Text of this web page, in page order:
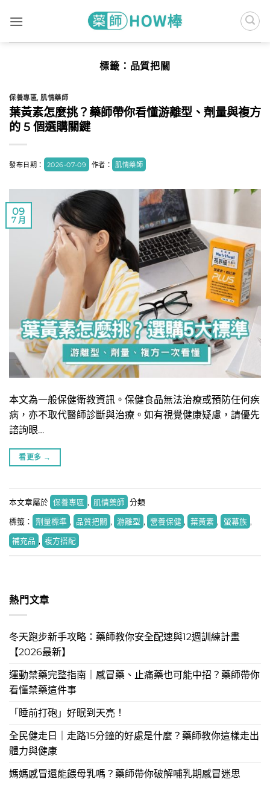
標籤： 品質把關
保養專區,肌情藥師
葉黃素怎麼挑？藥師帶你看懂游離型、劑量與複方
的 5 個選購關鍵
發布日期： 2026-07-09 作者： 肌情藥師
09
7 月
本文為一般保健衛教資訊。保健食品無法治療或預防任何疾
病，亦不取代醫師診斷與治療。如有視覺健康疑慮，請優先
諮詢眼…
看更多 →
本文章屬於 保養專區 , 肌情藥師 分類
標籤： 劑量標準 , 品質把關 , 游離型 , 營養保健 , 葉黃素 , 螢幕族 ,
補充品 , 複方搭配
熱門文章
冬天跑步新手攻略：藥師教你安全配速與12週訓練計畫
【2026最新】
運動禁藥完整指南｜感冒藥、止痛藥也可能中招？藥師帶你
看懂禁藥這件事
「睡前打砲」好眠到天亮！
全民健走日｜走路15分鐘的好處是什麼？藥師教你這樣走出
體力與健康
媽媽感冒還能餵母乳嗎？藥師帶你破解哺乳期感冒迷思